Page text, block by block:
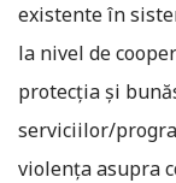
existente în
la nivel de
protecția și
serviciilor/
violența asupra